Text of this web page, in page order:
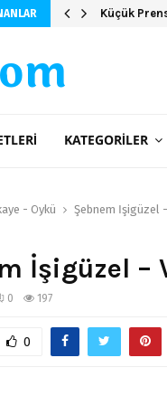
Küçük
KATEGORILER
- Öykü Şebnem İşigüzel
İşigüzel –
0 197
0